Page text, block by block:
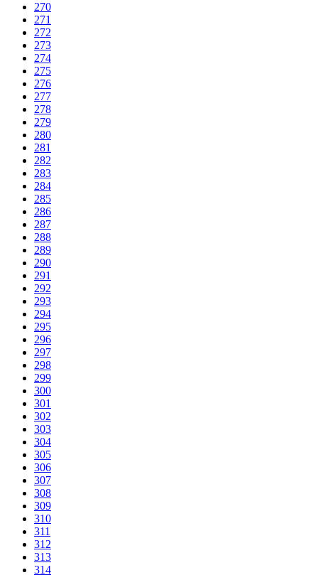
270
271
272
273
274
275
276
277
278
279
280
281
282
283
284
285
286
287
288
289
290
291
292
293
294
295
296
297
298
299
300
301
302
303
304
305
306
307
308
309
310
311
312
313
314